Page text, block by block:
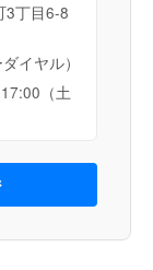
3丁目6-8
イヤル）
（土